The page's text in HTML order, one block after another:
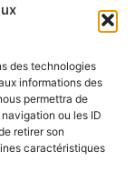
des technologies
informations des
permettra de
ou les ID
retirer son
caractéristiques